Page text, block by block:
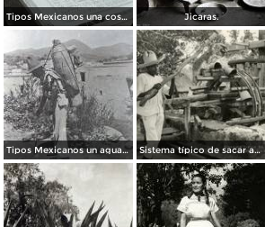
Tipos Mexicanos una costurera. Jicaras.
Tipos Mexicanos un aguador de Guanajuato . Sistema típico de sacar agua